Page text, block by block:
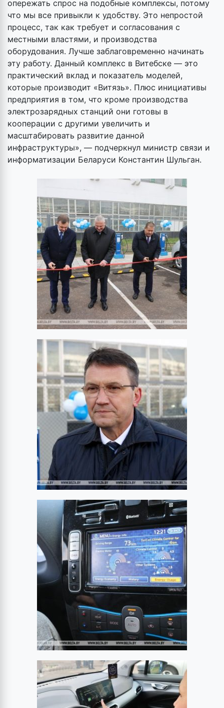
опережать спрос на подобные комплексы, потому
что мы все привыкли к удобству. Это непростой
процесс, так как требует и согласования с
местными властями, и производства
оборудования. Лучше заблаговременно начинать
эту работу. Данный комплекс в Витебске — это
практический вклад и показатель моделей,
которые производит «Витязь». Плюс инициативы
предприятия в том, что кроме производства
электрозарядных станций они готовы в
кооперации с другими увеличить и
масштабировать развитие данной
инфраструктуры», — подчеркнул министр связи и
информатизации Беларуси Константин Шульган.